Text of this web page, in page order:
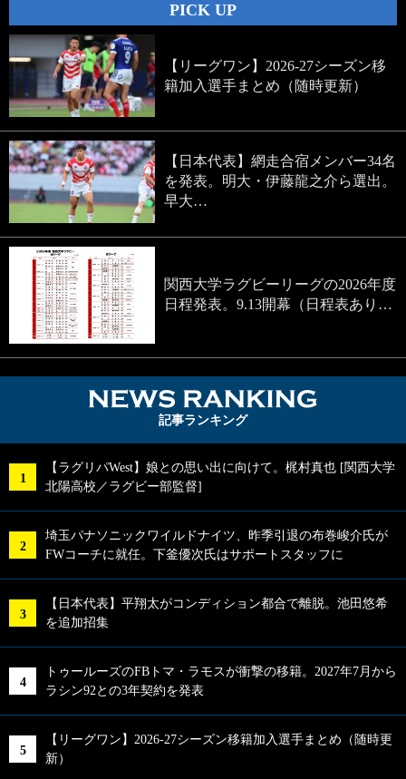
PICK UP
【リーグワン】2026-27シーズン移
籍加入選手まとめ（随時更新）
【日本代表】網走合宿メンバー34名
を発表。明大・伊藤龍之介ら選出。
早大…
関西大学ラグビーリーグの2026年度
日程発表。9.13開幕（日程表あり…
記事ランキング
【ラグリパWest】娘との思い出に向けて。梶村真也 [関西大学
北陽高校／ラグビー部監督]
埼玉パナソニックワイルドナイツ、昨季引退の布巻峻介氏が
FWコーチに就任。下釜優次氏はサポートスタッフに
【日本代表】平翔太がコンディション都合で離脱。池田悠希
を追加招集
トゥールーズのFBトマ・ラモスが衝撃の移籍。2027年7月から
ラシン92との3年契約を発表
【リーグワン】2026-27シーズン移籍加入選手まとめ（随時更
新）